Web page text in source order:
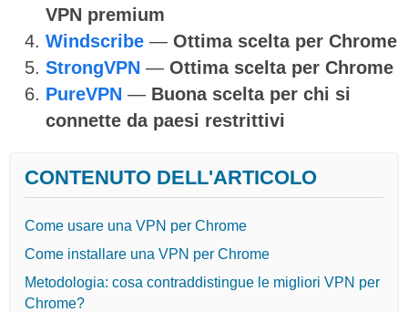
VPN premium
Windscribe — Ottima scelta per Chrome
StrongVPN — Ottima scelta per Chrome
PureVPN — Buona scelta per chi si
connette da paesi restrittivi
CONTENUTO DELL'ARTICOLO
Come usare una VPN per Chrome
Come installare una VPN per Chrome
Metodologia: cosa contraddistingue le migliori VPN per
Chrome?